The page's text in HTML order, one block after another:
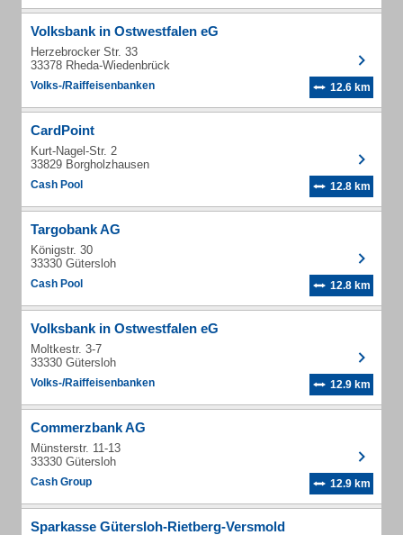
Volksbank in Ostwestfalen eG
Herzebrocker Str. 33
33378 Rheda-Wiedenbrück
Volks-/Raiffeisenbanken 12.6 km
CardPoint
Kurt-Nagel-Str. 2
33829 Borgholzhausen
Cash Pool 12.8 km
Targobank AG
Königstr. 30
33330 Gütersloh
Cash Pool 12.8 km
Volksbank in Ostwestfalen eG
Moltkestr. 3-7
33330 Gütersloh
Volks-/Raiffeisenbanken 12.9 km
Commerzbank AG
Münsterstr. 11-13
33330 Gütersloh
Cash Group 12.9 km
Sparkasse Gütersloh-Rietberg-Versmold